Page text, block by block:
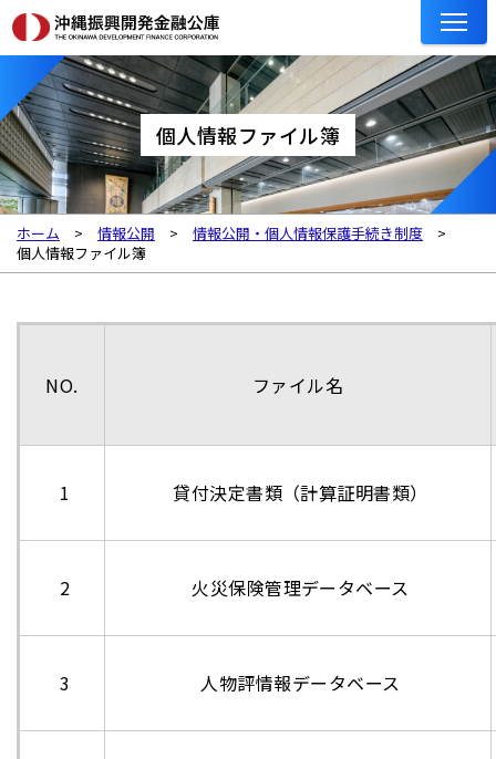
個人情報ファイル簿
ホーム 情報公開
情報公開・個人情報保護手続き制度
個人情報ファイル簿
NO. ファイル名
1 貸付決定書類（計算証明書類）
2 火災保険管理データベース
3 人物評情報データベース